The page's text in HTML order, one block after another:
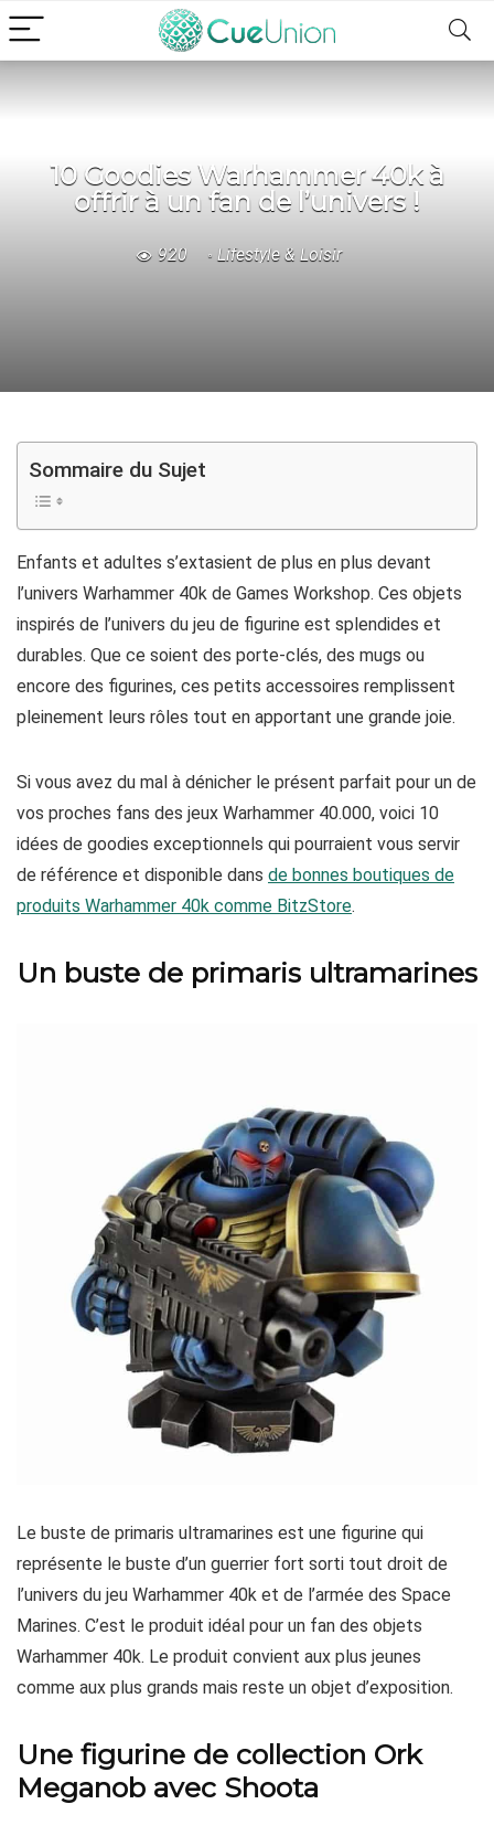
10 Goodies Warhammer 40k à
offrir à un fan de l’univers !
920 Lifestyle & Loisir
Sommaire du Sujet
Enfants et adultes s’extasient de plus en plus devant
l’univers Warhammer 40k de Games Workshop. Ces objets
inspirés de l’univers du jeu de figurine est splendides et
durables. Que ce soient des porte-clés, des mugs ou
encore des figurines, ces petits accessoires remplissent
pleinement leurs rôles tout en apportant une grande joie.
Si vous avez du mal à dénicher le présent parfait pour un de
vos proches fans des jeux Warhammer 40.000, voici 10
idées de goodies exceptionnels qui pourraient vous servir
de référence et disponible dans de bonnes boutiques de
produits Warhammer 40k comme BitzStore.
Un buste de primaris ultramarines
Le buste de primaris ultramarines est une figurine qui
représente le buste d’un guerrier fort sorti tout droit de
l’univers du jeu Warhammer 40k et de l’armée des Space
Marines. C’est le produit idéal pour un fan des objets
Warhammer 40k. Le produit convient aux plus jeunes
comme aux plus grands mais reste un objet d’exposition.
Une figurine de collection Ork
Meganob avec Shoota